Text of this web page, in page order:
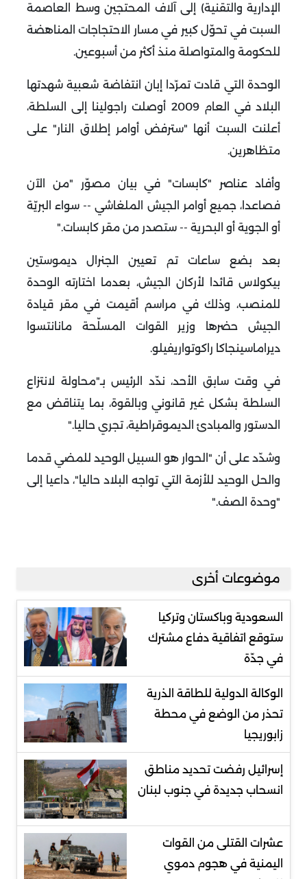
الإدارية والتقنية) إلى آلاف المحتجين وسط العاصمة
السبت في تحوّل كبير في مسار الاحتجاجات المناهضة
للحكومة والمتواصلة منذ أكثر من أسبوعين.
الوحدة التي قادت تمرّدا إبان انتفاضة شعبية شهدتها
البلاد في العام 2009 أوصلت راجولينا إلى السلطة،
أعلنت السبت أنها "سترفض أوامر إطلاق النار" على
متظاهرين.
وأفاد عناصر "كابسات" في بيان مصوّر "من الآن
فصاعدا، جميع أوامر الجيش الملغاشي -- سواء البريّة
أو الجوية أو البحرية -- ستصدر من مقر كابسات".
بعد بضع ساعات تم تعيين الجنرال ديموستين
بيكولاس قائدا لأركان الجيش، بعدما اختارته الوحدة
للمنصب، وذلك في مراسم أقيمت في مقر قيادة
الجيش حضرها وزير القوات المسلّحة مانانتسوا
ديراماسينجاكا راكوتواريفيلو.
في وقت سابق الأحد، ندّد الرئيس بـ"محاولة لانتزاع
السلطة بشكل غير قانوني وبالقوة، بما يتناقض مع
الدستور والمبادئ الديموقراطية، تجري حاليا".
وشدّد على أن "الحوار هو السبيل الوحيد للمضي قدما
والحل الوحيد للأزمة التي تواجه البلاد حاليا"، داعيا إلى
"وحدة الصف".
موضوعات أخرى
السعودية وباكستان وتركيا
ستوقع اتفاقية دفاع مشترك
في جدّة
الوكالة الدولية للطاقة الذرية
تحذر من الوضع في محطة
زابوريجيا
إسرائيل رفضت تحديد مناطق
انسحاب جديدة في جنوب لبنان
عشرات القتلى من القوات
اليمنية في هجوم دموي